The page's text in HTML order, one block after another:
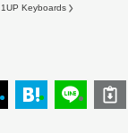
1UP Keyboards